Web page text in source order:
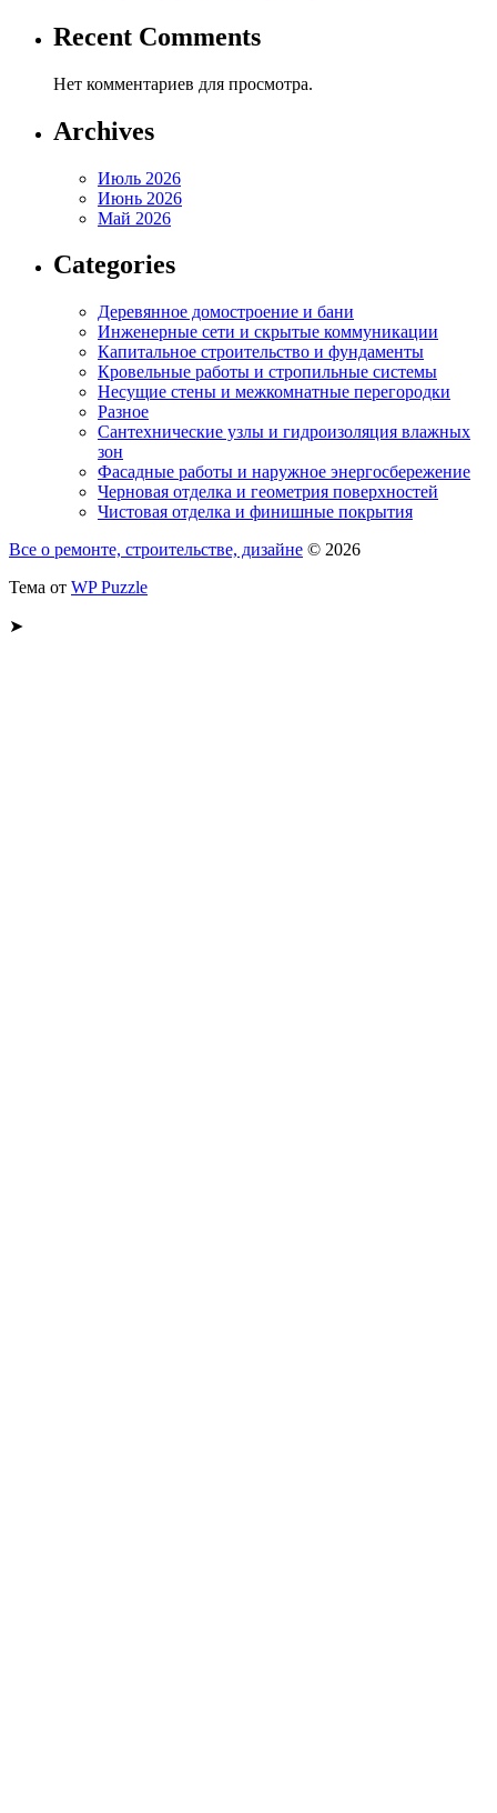
Recent Comments
Нет комментариев для просмотра.
Archives
Июль 2026
Июнь 2026
Май 2026
Categories
Деревянное домостроение и бани
Инженерные сети и скрытые коммуникации
Капитальное строительство и фундаменты
Кровельные работы и стропильные системы
Несущие стены и межкомнатные перегородки
Разное
Сантехнические узлы и гидроизоляция влажных
зон
Фасадные работы и наружное энергосбережение
Черновая отделка и геометрия поверхностей
Чистовая отделка и финишные покрытия
Все о ремонте, строительстве, дизайне © 2026
Тема от WP Puzzle
➤